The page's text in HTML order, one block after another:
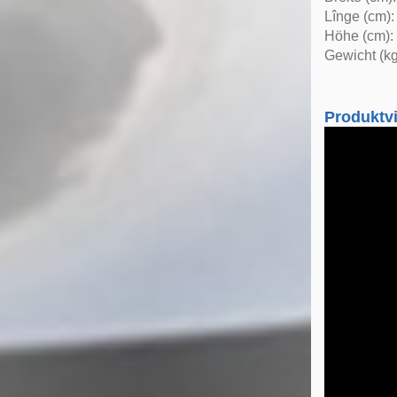
Lînge (cm):
Höhe (cm):
Gewicht